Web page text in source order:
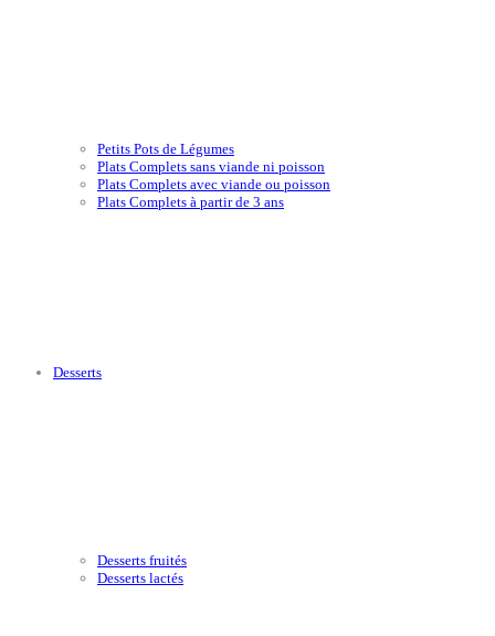
Petits Pots de Légumes
Plats Complets sans viande ni poisson
Plats Complets avec viande ou poisson
Plats Complets à partir de 3 ans
Desserts
Desserts fruités
Desserts lactés